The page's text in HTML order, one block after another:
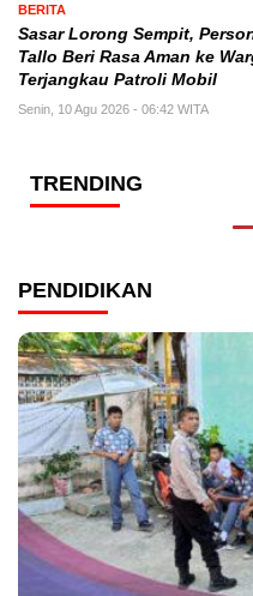
BERITA
Sasar Lorong Sempit,
Tallo Beri Rasa Aman ke
Terjangkau Patroli Mobil
Senin, 10 Agu 2026 - 06:42 WITA
TRENDING
PENDIDIKAN